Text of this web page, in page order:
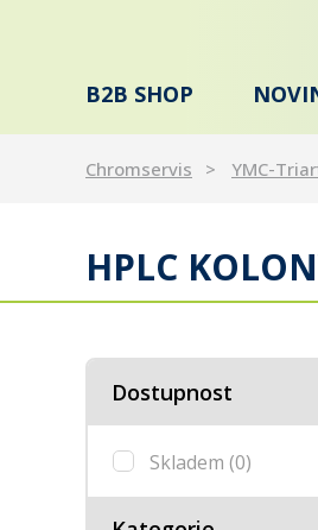
B2B SHOP
Chromservis YMC-
HPLC
Dostupnost
Skladem (0)